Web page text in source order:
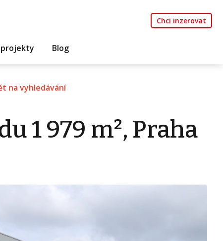
Chci inzerovat
projekty Blog
na vyhledávání
1 979 m², Praha